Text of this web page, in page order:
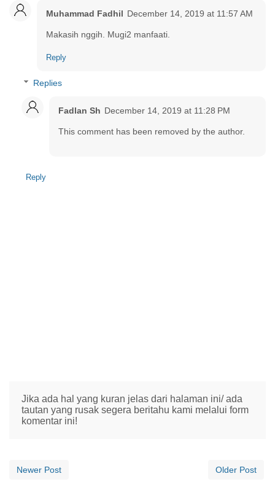
Muhammad Fadhil December 14, 2019 at 11:57 AM
Makasih nggih. Mugi2 manfaati.
Reply
Replies
Fadlan Sh December 14, 2019 at 11:28 PM
This comment has been removed by the author.
Reply
Jika ada hal yang kuran jelas dari halaman ini/ ada
tautan yang rusak segera beritahu kami melalui form
komentar ini!
Newer Post Older Post